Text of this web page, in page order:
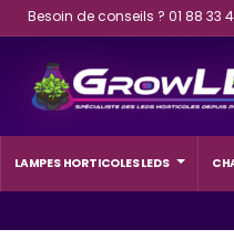
Besoin de conseils ? 01 88 33
LAMPES HORTICOLES LEDS